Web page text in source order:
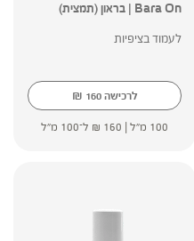
Bara On | בראון (תמצית)
לעמוד בציפיות
לרכישה ₪ 160
100 מ"ל | ₪ 160 ל־100 מ"ל